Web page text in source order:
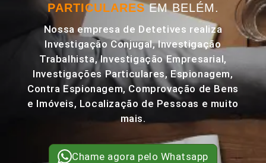
PARTICULARESEM BELÉM.
Nossa empresa de Detetives realiza
Investigação Conjugal, Investigação
Trabalhista, Investigação Empresarial,
Investigações Particulares, Espionagem,
Contra Espionagem, Comprovação de Bens
e Imóveis, Localização de Pessoas e muito
mais.
Chame agora pelo Whatsapp